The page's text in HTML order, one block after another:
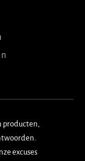
producten,
excuses